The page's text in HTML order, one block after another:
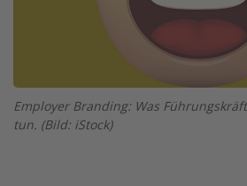
Employer Branding: Was
tun. (Bild: iStock)